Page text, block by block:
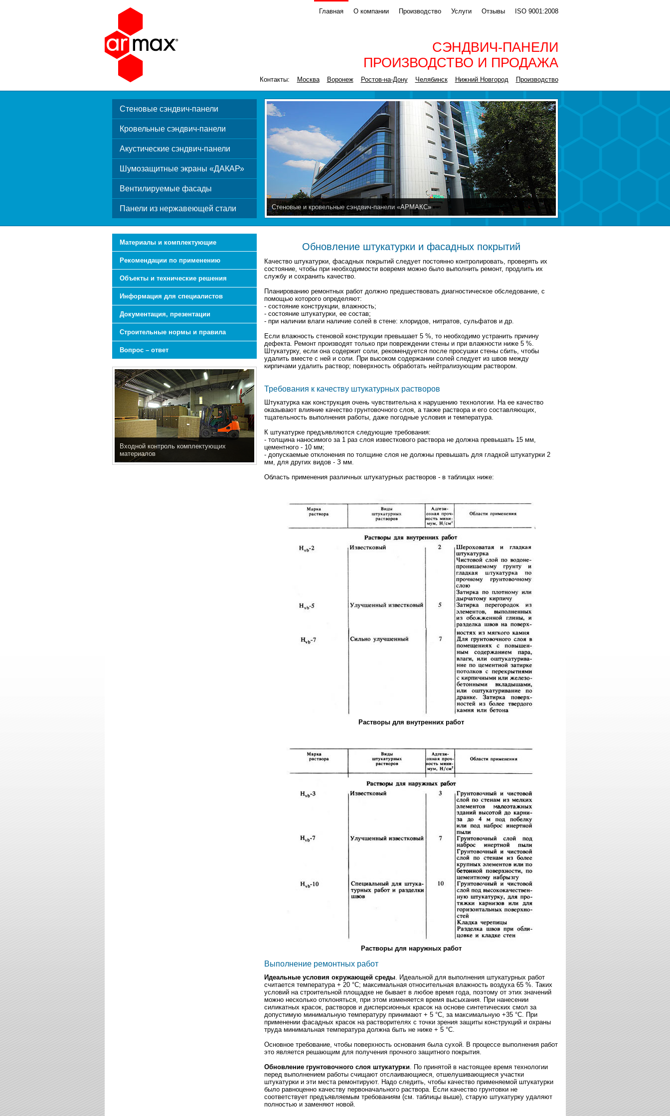
Главная О компании Производство Услуги Отзывы ISO 9001:2008
СЭНДВИЧ-ПАНЕЛИ
ПРОИЗВОДСТВО И ПРОДАЖА
Контакты: Москва Воронеж Ростов-на-Дону Челябинск Нижний Новгород Производство
Стеновые сэндвич-панели
Кровельные сэндвич-панели
Акустические сэндвич-панели
Шумозащитные экраны «ДАКАР»
Вентилируемые фасады
Панели из нержавеющей стали Стеновые и кровельные сэндвич-панели «АРМАКС»
Материалы и комплектующие
Рекомендации по применению
Объекты и технические решения
Информация для специалистов
Документация, презентации
Строительные нормы и правила
Вопрос – ответ
Входной контроль комплектующих
материалов
Обновление штукатурки и фасадных покрытий
Качество штукатурки, фасадных покрытий следует постоянно контролировать, проверять их
состояние, чтобы при необходимости вовремя можно было выполнить ремонт, продлить их
службу и сохранить качество.
Планированию ремонтных работ должно предшествовать диагностическое обследование, с
помощью которого определяют:
- состояние конструкции, влажность;
- состояние штукатурки, ее состав;
- при наличии влаги наличие солей в стене: хлоридов, нитратов, сульфатов и др.
Если влажность стеновой конструкции превышает 5 %, то необходимо устранить причину
дефекта. Ремонт производят только при повреждении стены и при влажности ниже 5 %.
Штукатурку, если она содержит соли, рекомендуется после просушки стены сбить, чтобы
удалить вместе с ней и соли. При высоком содержании солей следует из швов между
кирпичами удалить раствор; поверхность обработать нейтрализующим раствором.
Требования к качеству штукатурных растворов
Штукатурка как конструкция очень чувствительна к нарушению технологии. На ее качество
оказывают влияние качество грунтовочного слоя, а также раствора и его составляющих,
тщательность выполнения работы, даже погодные условия и температура.
К штукатурке предъявляются следующие требования:
- толщина наносимого за 1 раз слоя известкового раствора не должна превышать 15 мм,
цементного - 10 мм;
- допускаемые отклонения по толщине слоя не должны превышать для гладкой штукатурки 2
мм, для других видов - З мм.
Область применения различных штукатурных растворов - в таблицах ниже:
Растворы для внутренних работ
Растворы для наружных работ
Выполнение ремонтных работ
Идеальные условия окружающей среды. Идеальной для выполнения штукатурных работ
считается температура + 20 °С; максимальная относительная влажность воздуха 65 %. Таких
условий на строительной площадке не бывает в любое время года, поэтому от этих значений
можно несколько отклоняться, при этом изменяется время высыхания. При нанесении
силикатных красок, растворов и дисперсионных красок на основе синтетических смол за
допустимую минимальную температуру принимают + 5 °С, за максимальную +35 °С. При
применении фасадных красок на растворителях с точки зрения защиты конструкций и охраны
труда минимальная температура должна быть не ниже + 5 °С.
Основное требование, чтобы поверхность основания была сухой. В процессе выполнения работ
это является решающим для получения прочного защитного покрытия.
Обновление грунтовочного слоя штукатурки. По принятой в настоящее время технологии
перед выполнением работы счищают отслаивающиеся, отшелушивающиеся участки
штукатурки и эти места ремонтируют. Надо следить, чтобы качество применяемой штукатурки
было равноценно качеству первоначального раствора. Если качество грунтовки не
соответствует предъявляемым требованиям (см. таблицы выше), старую штукатурку удаляют
полностью и заменяют новой.